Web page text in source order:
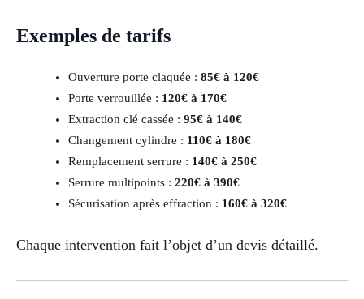
Exemples de tarifs
Ouverture porte claquée : 85€ à 120€
Porte verrouillée : 120€ à 170€
Extraction clé cassée : 95€ à 140€
Changement cylindre : 110€ à 180€
Remplacement serrure : 140€ à 250€
Serrure multipoints : 220€ à 390€
Sécurisation après effraction : 160€ à 320€
Chaque intervention fait l’objet d’un devis détaillé.